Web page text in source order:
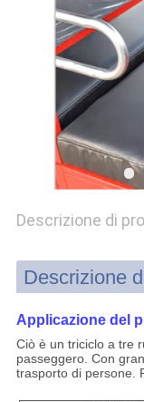
RICHIEDA
CITAZIONE
MAPPA
SITO
PRIVACY
POLICY
Descrizione di
Descrizione
Applicazione del
Ciò è un triciclo a tre
passeggero. Con
trasporto di persone.